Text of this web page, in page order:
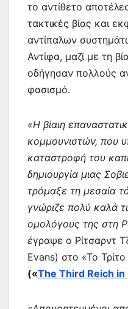
το αντίθετο
τακτικές βίας και
αντίπαλων
Αντίφα, μαζί με τη
οδήγησαν πολλούς
φασισμό.
«Η βίαιη
κομμουνιστών, που
καταστροφή του
δημιουργία μιας
τρόμαξε τη μεσαία
γνώριζε πολύ καλά
ομολόγους της στη
έγραψε ο Ρίτσαρντ
Evans) στο «Το
(«The Third Reich in